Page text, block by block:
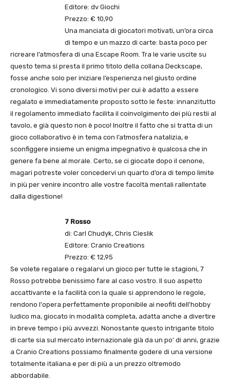
Editore: dv Giochi
Prezzo: € 10,90
Una manciata di giocatori motivati, un’ora circa
di tempo e un mazzo di carte: basta poco per
ricreare l’atmosfera di una Escape Room. Tra le varie uscite su
questo tema si presta il primo titolo della collana Deckscape,
fosse anche solo per iniziare l’esperienza nel giusto ordine
cronologico. Vi sono diversi motivi per cui è adatto a essere
regalato e immediatamente proposto sotto le feste: innanzitutto
il regolamento immediato facilita il coinvolgimento dei più restii al
tavolo, e già questo non è poco! Inoltre il fatto che si tratta di un
gioco collaborativo è in tema con l’atmosfera natalizia, e
sconfiggere insieme un enigma impegnativo è qualcosa che in
genere fa bene al morale. Certo, se ci giocate dopo il cenone,
magari potreste voler concedervi un quarto d’ora di tempo limite
in più per venire incontro alle vostre facoltà mentali rallentate
dalla digestione!
7 Rosso
di: Carl Chudyk, Chris Cieslik
Editore: Cranio Creations
Prezzo: € 12,95
Se volete regalare o regalarvi un gioco per tutte le stagioni, 7
Rosso potrebbe benissimo fare al caso vostro. Il suo aspetto
accattivante e la facilità con la quale si apprendono le regole,
rendono l'opera perfettamente proponibile ai neofiti dell'hobby
ludico ma, giocato in modalità completa, adatta anche a divertire
in breve tempo i più avvezzi. Nonostante questo intrigante titolo
di carte sia sul mercato internazionale già da un po' di anni, grazie
a Cranio Creations possiamo finalmente godere di una versione
totalmente italiana e per di più a un prezzo oltremodo
abbordabile.